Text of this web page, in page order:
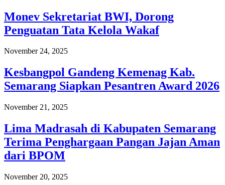
Monev Sekretariat BWI, Dorong
Penguatan Tata Kelola Wakaf
November 24, 2025
Kesbangpol Gandeng Kemenag Kab.
Semarang Siapkan Pesantren Award 2026
November 21, 2025
Lima Madrasah di Kabupaten Semarang
Terima Penghargaan Pangan Jajan Aman
dari BPOM
November 20, 2025